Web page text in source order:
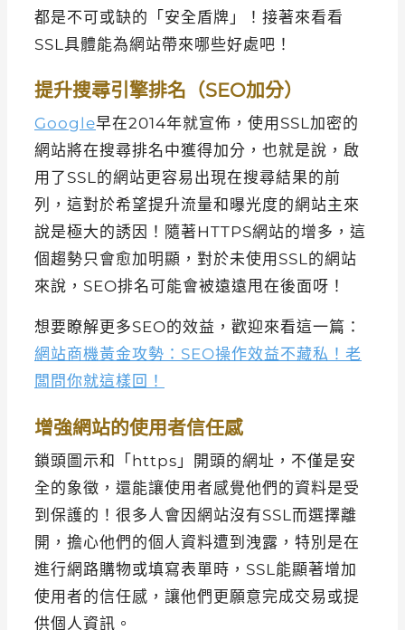
都是不可或缺的「安全盾牌」！接著來看看
SSL具體能為網站帶來哪些好處吧！
提升搜尋引擎排名（SEO加分）
Google早在2014年就宣佈，使用SSL加密的
網站將在搜尋排名中獲得加分，也就是說，啟
用了SSL的網站更容易出現在搜尋結果的前
列，這對於希望提升流量和曝光度的網站主來
說是極大的誘因！隨著HTTPS網站的增多，這
個趨勢只會愈加明顯，對於未使用SSL的網站
來說，SEO排名可能會被遠遠甩在後面呀！
想要瞭解更多SEO的效益，歡迎來看這一篇：
網站商機黃金攻勢：SEO操作效益不藏私！老
闆問你就這樣回！
增強網站的使用者信任感
鎖頭圖示和「https」開頭的網址，不僅是安
全的象徵，還能讓使用者感覺他們的資料是受
到保護的！很多人會因網站沒有SSL而選擇離
開，擔心他們的個人資料遭到洩露，特別是在
進行網路購物或填寫表單時，SSL能顯著增加
使用者的信任感，讓他們更願意完成交易或提
供個人資訊。